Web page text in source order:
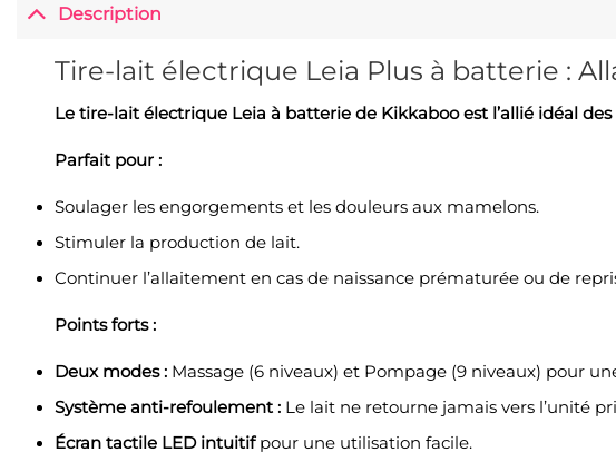
Description
Tire-lait électrique Leia Plus à batterie :
Le tire-lait électrique Leia à batterie de Kikkaboo est l’allié idéal
Parfait pour :
Soulager les engorgements et les douleurs aux mamelons.
Stimuler la production de lait.
Continuer l’allaitement en cas de naissance prématurée ou de
Points forts :
Deux modes :Massage (6 niveaux) et Pompage (9 niveaux) pour
Système anti-refoulement :Le lait ne retourne jamais vers l’unité
Écran tactile LED intuitifpour une utilisation facile.